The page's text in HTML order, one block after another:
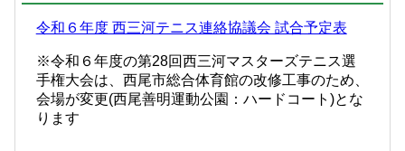
令和６年度 西三河テニス連絡協議会 試合予定表
※令和６年度の第28回西三河マスターズテニス選
手権大会は、西尾市総合体育館の改修工事のため、
会場が変更(西尾善明運動公園：ハードコート)とな
ります